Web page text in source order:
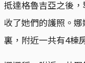
抵達格魯吉亞之後
收了她們的護照。
裏，附近一共有4棟